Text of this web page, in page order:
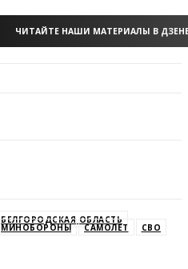
ЧИТАЙТЕ НАШИ МАТЕРИАЛЫ В
БЕЛГОРОДСКАЯ ОБЛАСТЬ
МИНОБОРОНЫ САМОЛЕТ СВО